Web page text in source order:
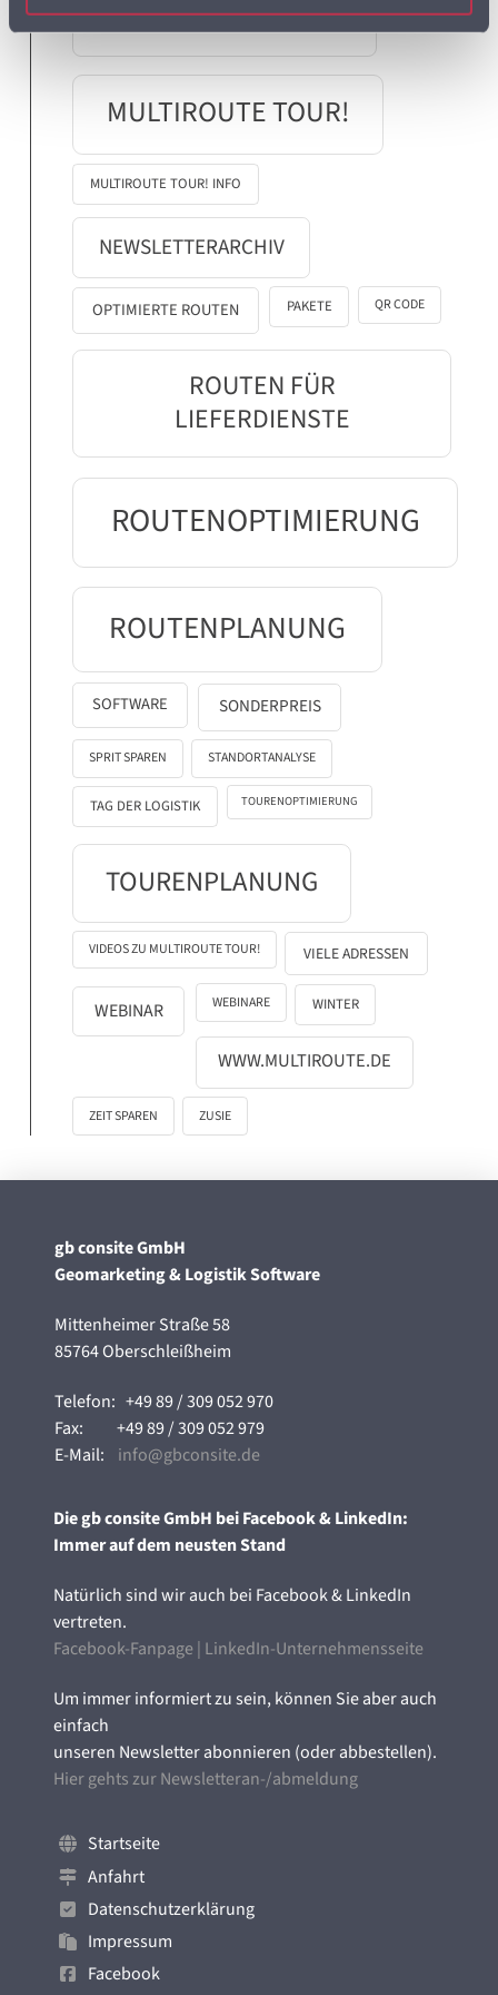
MULTIROUTE GO! NEWS
MULTIROUTE TOUR!
MULTIROUTE TOUR! INFO
NEWSLETTERARCHIV
OPTIMIERTE ROUTEN PAKETE QR CODE
ROUTEN FÜR
LIEFERDIENSTE
ROUTENOPTIMIERUNG
ROUTENPLANUNG
SOFTWARE SONDERPREIS
SPRIT SPAREN STANDORTANALYSE
TAG DER LOGISTIK TOURENOPTIMIERUNG
TOURENPLANUNG
VIDEOS ZU MULTIROUTE TOUR! VIELE ADRESSEN
WEBINAR WEBINARE WINTER
WWW.MULTIROUTE.DE
ZEIT SPAREN ZUSIE
gb consite GmbH
Geomarketing & Logistik Software
Mittenheimer Straße 58
85764 Oberschleißheim
Telefon:+49 89 / 309 052 970
Fax:+49 89 / 309 052 979
E-Mail: info@gbconsite.de
Die gb consite GmbH bei Facebook & LinkedIn:
Immer auf dem neusten Stand
Natürlich sind wir auch bei Facebook & LinkedIn
vertreten.
Facebook-Fanpage| LinkedIn-Unternehmensseite
Um immer informiert zu sein, können Sie aber auch
einfach
unseren Newsletter abonnieren (oder abbestellen).
Hier gehts zur Newsletteran-/abmeldung
Startseite
Anfahrt
Datenschutzerklärung
Impressum
Facebook